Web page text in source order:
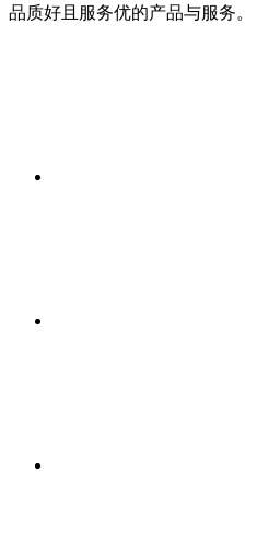
品质好且服务优的产品与服务。